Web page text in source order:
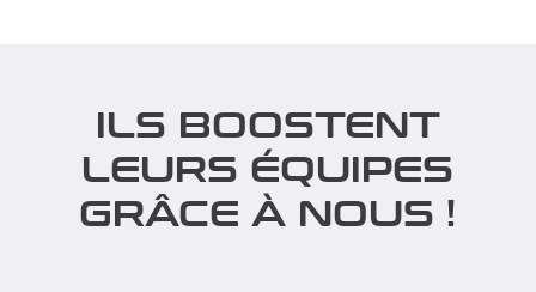
ILS BOOSTENT
LEURS ÉQUIPES
GRÂCE À NOUS !